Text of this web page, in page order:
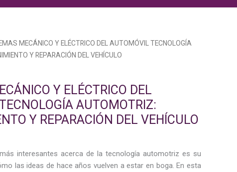
MECÁNICO Y ELÉCTRICO DEL AUTOMÓVIL TECNOLOGÍA
Y REPARACIÓN DEL VEHÍCULO
Y ELÉCTRICO DEL
AUTOMOTRIZ:
Y REPARACIÓN DEL VEHÍCULO
interesantes acerca de la tecnología automotriz es su
las ideas de hace años vuelven a estar en boga. En esta